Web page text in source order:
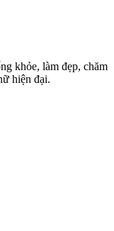
khỏe, làm đẹp, chăm
hiện đại.